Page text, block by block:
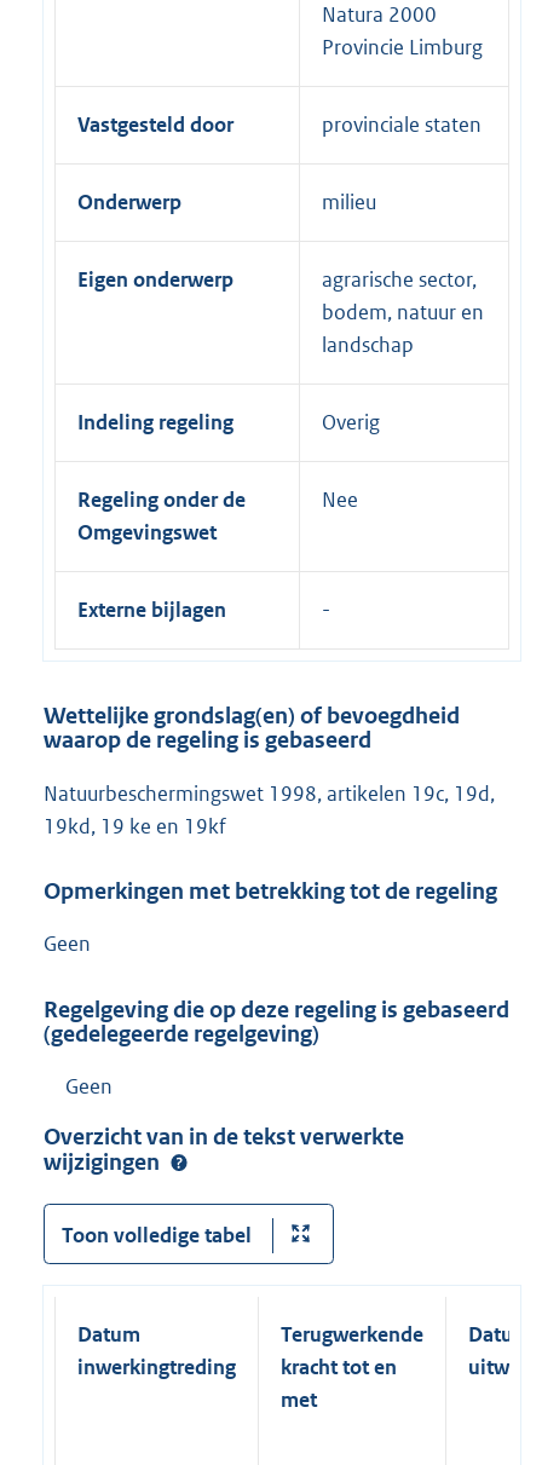
Natura 2000
Provincie Limburg
Vastgesteld door provinciale staten
Onderwerp milieu
Eigen onderwerp
agrarische sector,
bodem, natuur en
landschap
Indeling regeling Overig
Regeling onder de
Omgevingswet
Nee
Externe bijlagen
Wettelijke grondslag(en) of bevoegdheid
waarop de regeling is gebaseerd
Natuurbeschermingswet 1998, artikelen 19c, 19d,
19kd, 19 ke en 19kf
Opmerkingen met betrekking tot de regeling
Geen
Regelgeving die op deze regeling is gebaseerd
(gedelegeerde regelgeving)
Geen
Overzicht van in de tekst verwerkte
wijzigingen
Toon volledige tabel
Datum
inwerkingtreding
Terugwerkende
kracht tot en
met
Datum